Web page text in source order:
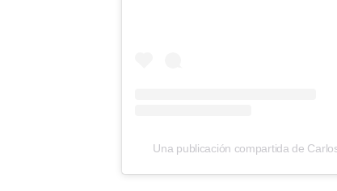
Una publicación compartida de